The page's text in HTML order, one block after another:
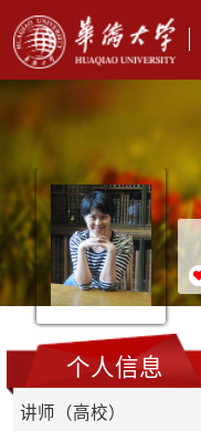
个人信息
讲师（高校）